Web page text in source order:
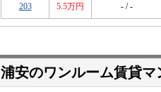
203 5.5万円 - / -
浦安のワンルーム賃貸マ